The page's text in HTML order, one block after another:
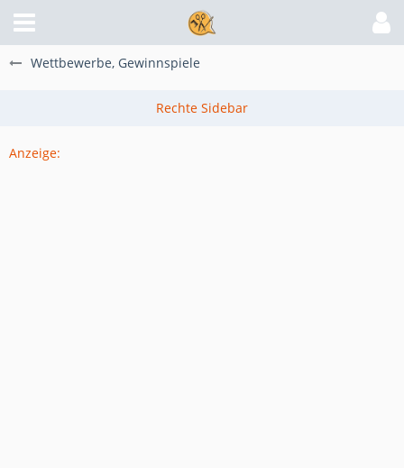
Wettbewerbe, Gewinnspiele
Anzeige: